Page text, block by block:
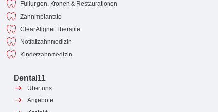
Füllungen, Kronen & Restaurationen
Zahnimplantate
Clear Aligner Therapie
Notfallzahnmedizin
Kinderzahnmedizin
Dental11
Über uns
Angebote